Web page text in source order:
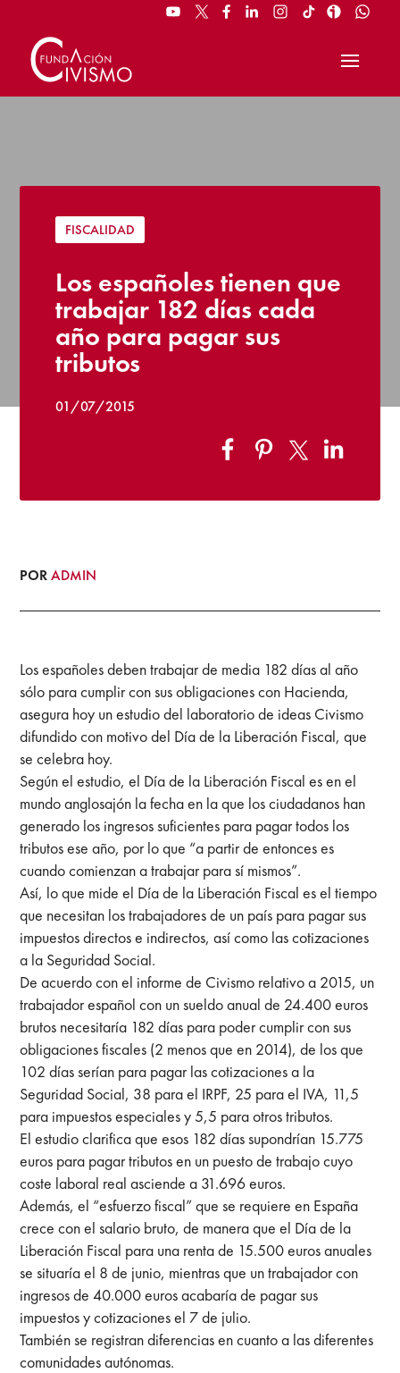
FISCALIDAD
Los españoles tienen que
trabajar 182 días cada
año para pagar sus
tributos
01/07/2015
PORADMIN
Los españoles deben trabajar de media 182 días al año
sólo para cumplir con sus obligaciones con Hacienda,
asegura hoy un estudio del laboratorio de ideas Civismo
difundido con motivo del Día de la Liberación Fiscal, que
se celebra hoy.
Según el estudio, el Día de la Liberación Fiscal es en el
mundo anglosajón la fecha en la que los ciudadanos han
generado los ingresos suficientes para pagar todos los
tributos ese año, por lo que “a partir de entonces es
cuando comienzan a trabajar para sí mismos”.
Así, lo que mide el Día de la Liberación Fiscal es el tiempo
que necesitan los trabajadores de un país para pagar sus
impuestos directos e indirectos, así como las cotizaciones
a la Seguridad Social.
De acuerdo con el informe de Civismo relativo a 2015, un
trabajador español con un sueldo anual de 24.400 euros
brutos necesitaría 182 días para poder cumplir con sus
obligaciones fiscales (2 menos que en 2014), de los que
102 días serían para pagar las cotizaciones a la
Seguridad Social, 38 para el IRPF, 25 para el IVA, 11,5
para impuestos especiales y 5,5 para otros tributos.
El estudio clarifica que esos 182 días supondrían 15.775
euros para pagar tributos en un puesto de trabajo cuyo
coste laboral real asciende a 31.696 euros.
Además, el “esfuerzo fiscal” que se requiere en España
crece con el salario bruto, de manera que el Día de la
Liberación Fiscal para una renta de 15.500 euros anuales
se situaría el 8 de junio, mientras que un trabajador con
ingresos de 40.000 euros acabaría de pagar sus
impuestos y cotizaciones el 7 de julio.
También se registran diferencias en cuanto a las diferentes
comunidades autónomas.